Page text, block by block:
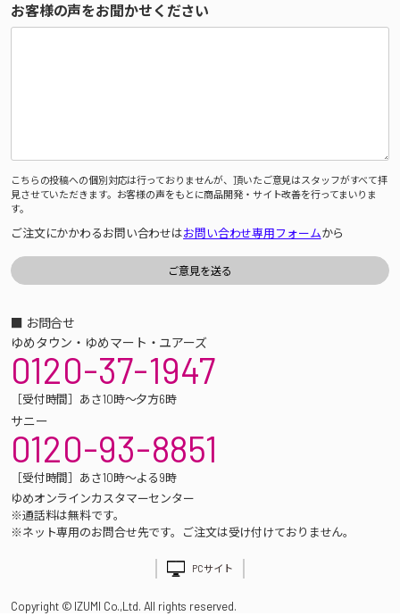
お客様の声をお聞かせください
こちらの投稿への個別対応は行っておりませんが、頂いたご意見はスタッフがすべて拝
見させていただきます。お客様の声をもとに商品開発・サイト改善を行ってまいりま
す。
ご注文にかかわるお問い合わせはお問い合わせ専用フォームから
■ お問合せ
ゆめタウン・ゆめマート・ユアーズ
0120-37-1947
［受付時間］あさ10時～夕方6時
サニー
0120-93-8851
［受付時間］あさ10時～よる9時
ゆめオンラインカスタマーセンター
※通話料は無料です。
※ネット専用のお問合せ先です。ご注文は受け付けておりません。
PCサイト
Copyright © IZUMI Co.,Ltd. All rights reserved.